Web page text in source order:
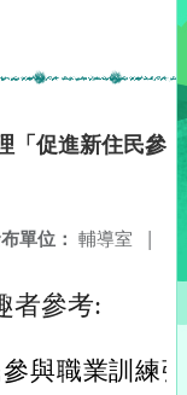
「促進新住民參
單位： 輔導室 |
者參考:
與職業訓練